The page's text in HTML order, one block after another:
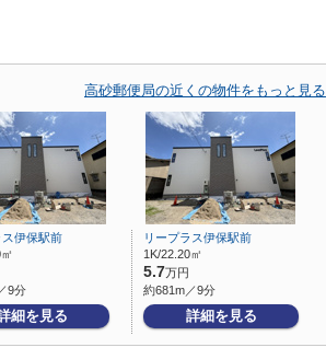
高砂郵便局の近くの物件をもっと見る
ス伊保駅前
9分
細を見る
リープラス伊保駅前
1K/22.20㎡
5.7万円
約681m／9分
詳細を見る